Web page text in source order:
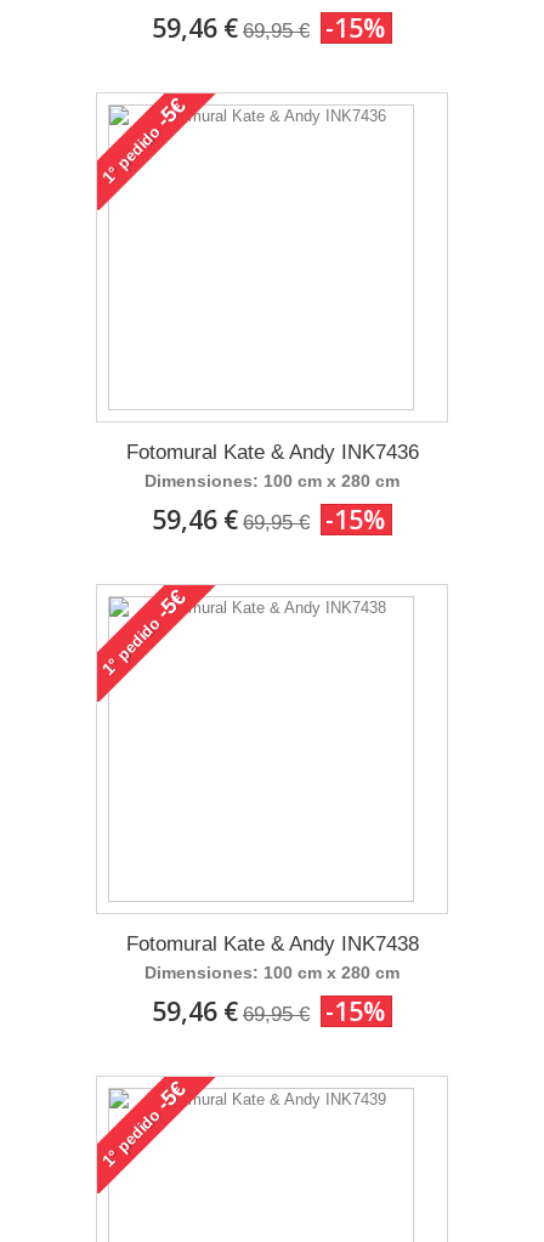
59,46 € 69,95 € -15%
1°
pedido
-5€
Fotomural Kate & Andy INK7436
Dimensiones: 100 cm x 280 cm
59,46 € 69,95 € -15%
1°
pedido
-5€
Fotomural Kate & Andy INK7438
Dimensiones: 100 cm x 280 cm
59,46 € 69,95 € -15%
1°
pedido
-5€